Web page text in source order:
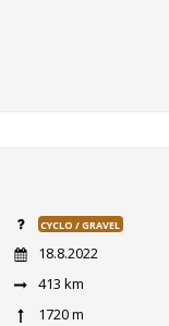
CYCLO / GRAVEL
18.8.2022
413 km
1720 m